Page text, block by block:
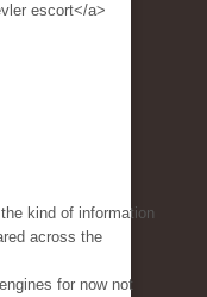
escort</a>
kind of information
across the
for now not